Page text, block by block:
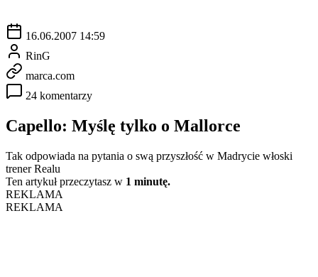
16.06.2007 14:59
RinG
marca.com
24 komentarzy
Capello: Myślę tylko o Mallorce
Tak odpowiada na pytania o swą przyszłość w Madrycie włoski
trener Realu
Ten artykuł przeczytasz w 1 minutę.
REKLAMA
REKLAMA